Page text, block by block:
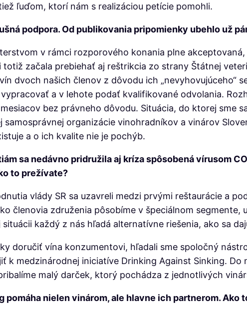
ľuďom, ktorí nám s realizáciou petície pomohli.
podpora. Od publikovania pripomienky ubehlo už
v rámci rozporového konania plne
totiž začala prebiehať aj reštrikcia zo strany Štátnej
dvoch našich členov z dôvodu ich „nevyhovujúceho“
a v lehote podať kvalifikované odvolania.
bez právneho dôvodu. Situácia, do ktorej sme
organizácie vinohradníkov a vinárov
a o ich kvalite nie je pochýb.
sa nedávno pridružila aj kríza spôsobená vírusom
to prežívate?
vlády SR sa uzavreli medzi prvými reštaurácie a
členovia združenia pôsobíme v špeciálnom
každý z nás hľadá alternatívne riešenia, ako sa
doručiť vína konzumentovi, hľadali sme spoločný
k medzinárodnej iniciatíve Drinking Against Sinking.
malý darček, ktorý pochádza z jednotlivých
nielen vinárom, ale hlavne ich partnerom. Ako